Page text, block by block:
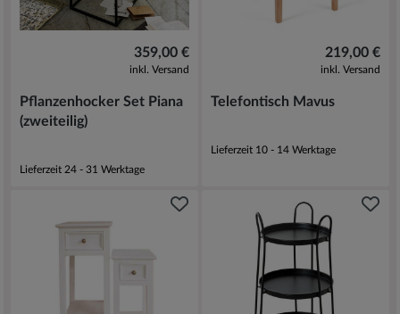
359,00 €
inkl. Versand
Pflanzenhocker Set Piana
(zweiteilig)
Lieferzeit 24 - 31 Werktage
219,00 €
inkl. Versand
Telefontisch Mavus
Lieferzeit 10 - 14 Werktage